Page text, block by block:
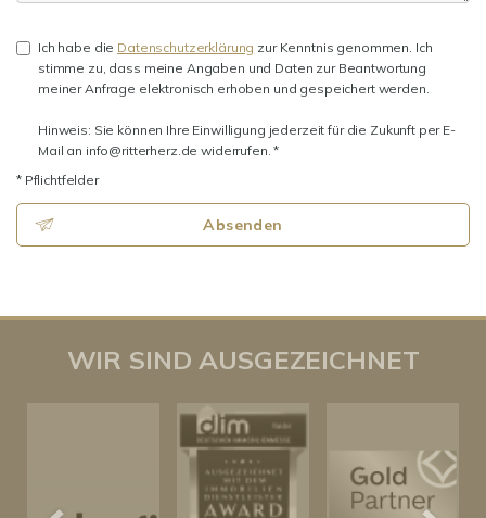
Ich habe die Datenschutzerklärung zur Kenntnis genommen. Ich
stimme zu, dass meine Angaben und Daten zur Beantwortung
meiner Anfrage elektronisch erhoben und gespeichert werden.
Hinweis: Sie können Ihre Einwilligung jederzeit für die Zukunft per E-
Mail an info@ritterherz.de widerrufen. *
* Pflichtfelder
Absenden
WIR SIND AUSGEZEICHNET